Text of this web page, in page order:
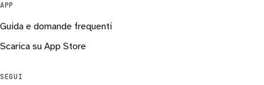
APP
Guida e domande frequenti
Scarica su App Store
SEGUI